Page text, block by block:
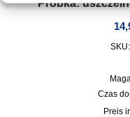
Próbka:
Czas